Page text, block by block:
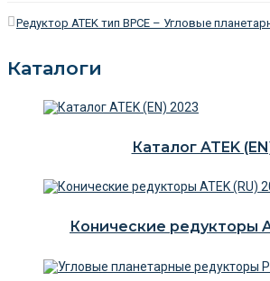
Редуктор ATEK тип BPCE – Угловые
Каталоги
Каталог ATEK
Конические редукторы